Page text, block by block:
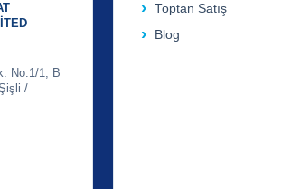
No:1/1, B
/
Toptan Satış
Blog